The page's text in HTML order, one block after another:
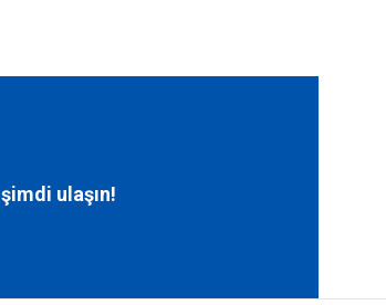
şimdi ulaşın!